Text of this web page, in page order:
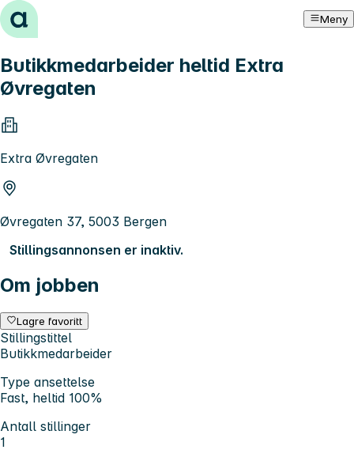
Hopp til innhold Meny
Butikkmedarbeider heltid Extra
Øvregaten
Extra Øvregaten
Øvregaten 37, 5003 Bergen
Stillingsannonsen er inaktiv.
Om jobben
Lagre favoritt
Stillingstittel
Butikkmedarbeider
Type ansettelse
Fast, heltid 100%
Antall stillinger
1